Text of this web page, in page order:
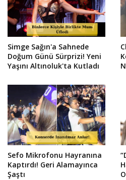
Simge Sağın'a Sahnede
Doğum Günü Sürprizi! Yeni
Yaşını Altınoluk'ta Kutladı
Sefo Mikrofonu Hayranına
Kaptırdı! Geri Alamayınca
Şaştı